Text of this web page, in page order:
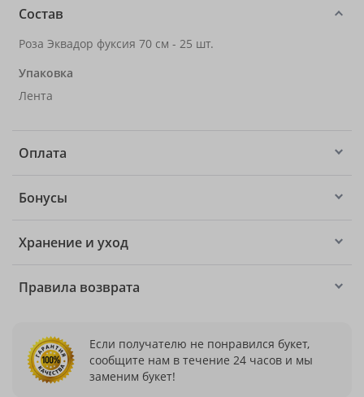
Состав
Роза Эквадор фуксия 70 см - 25 шт.
Упаковка
Лента
Оплата
Бонусы
Хранение и уход
Правила возврата
Если получателю не понравился букет,
сообщите нам в течение 24 часов и мы
заменим букет!